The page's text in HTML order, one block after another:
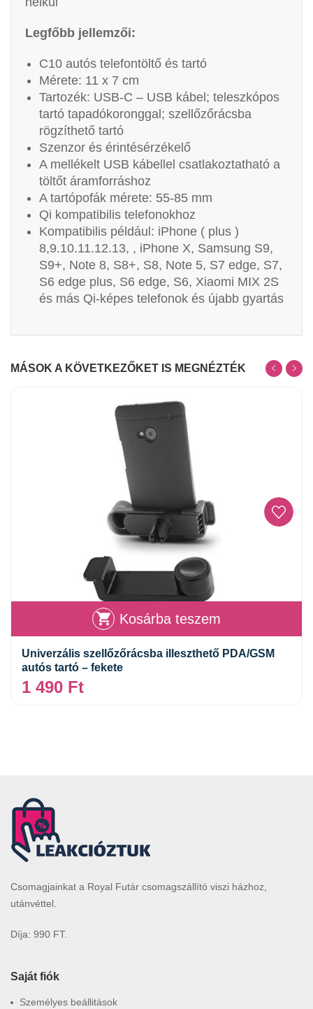
Legfőbb jellemzői:
C10 autós telefontöltő és tartó
Mérete: 11 x 7 cm
Tartozék: USB-C – USB kábel; teleszkópos
tartó tapadókoronggal; szellőzőrácsba
rögzíthető tartó
Szenzor és érintésérzékelő
A mellékelt USB kábellel csatlakoztatható a
töltőt áramforráshoz
A tartópofák mérete: 55-85 mm
Qi kompatibilis telefonokhoz
Kompatibilis például: iPhone ( plus )
8,9.10.11.12.13, , iPhone X, Samsung S9,
S9+, Note 8, S8+, S8, Note 5, S7 edge, S7,
S6 edge plus, S6 edge, S6, Xiaomi MIX 2S
és más Qi-képes telefonok és újabb gyartás
MÁSOK A KÖVETKEZŐKET IS MEGNÉZTÉK
Kosárba teszem
Univerzális szellőzőrácsba illeszthető PDA/GSM
autós tartó – fekete
1 490 Ft
Csomagjainkat a Royal Futár csomagszállító viszi házhoz,
utánvéttel.
Díja: 990 FT.
Saját fiók
Személyes beállitások